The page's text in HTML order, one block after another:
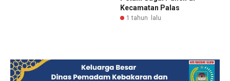
Kecamatan Palas
1 tahun lalu